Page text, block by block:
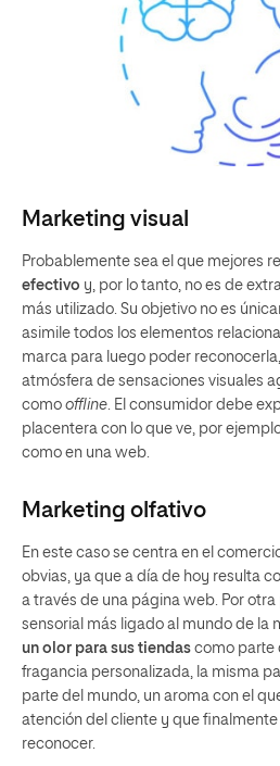
Marketing visual
Probablemente sea el que mejores
efectivo y, por lo tanto, no es de
más utilizado. Su objetivo no es
asimile todos los elementos
marca para luego poder
atmósfera de sensaciones visuales
como offline. El consumidor debe
placentera con lo que ve, por
como en una web.
Marketing olfativo
En este caso se centra en el
obvias, ya que a día de hoy resulta
a través de una página web. Por
sensorial más ligado al mundo de la
un olor para sus tiendas como parte
fragancia personalizada, la misma
parte del mundo, un aroma con el
atención del cliente y que
reconocer.